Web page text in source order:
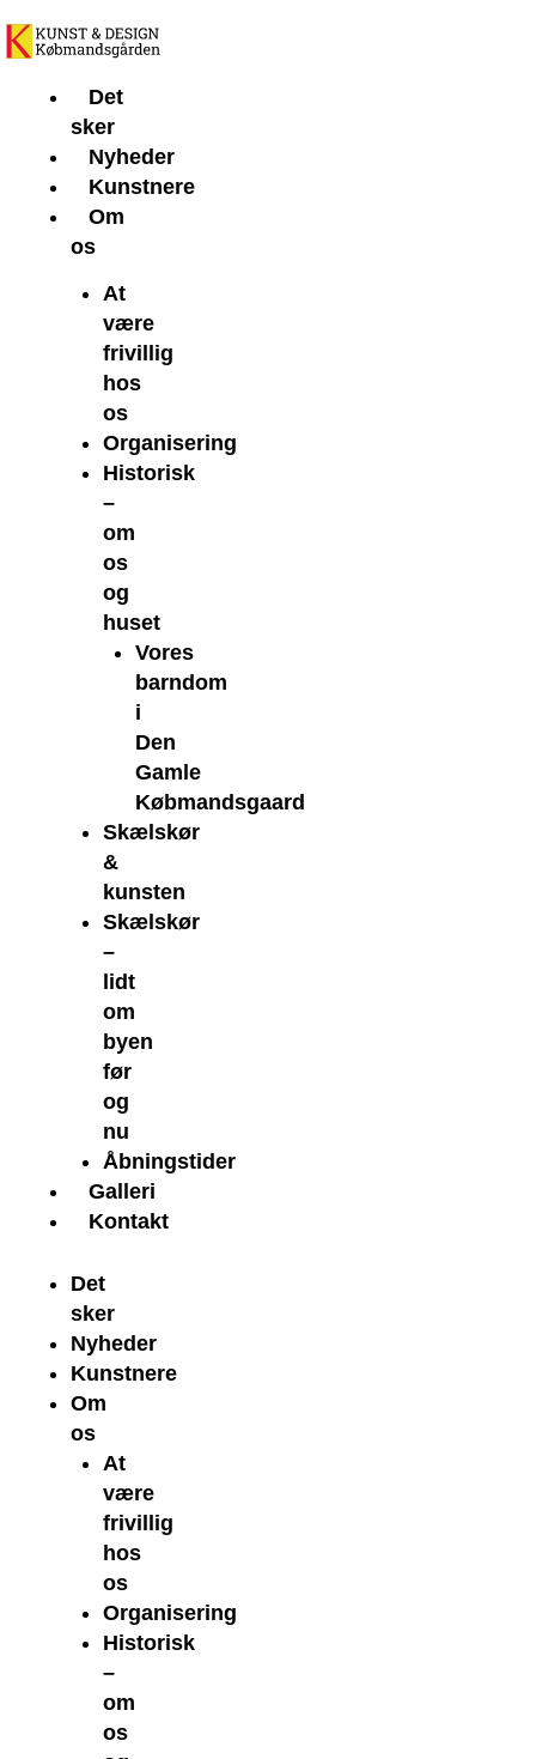
til
Det
sker
Nyheder
Kunstnere
Om
os
At
være
frivillig
hos
os
Organisering
Historisk
–
om
os
og
huset
Vores
barndom
i
Den
Gamle
Købmandsgaard
Skælskør
&
kunsten
Skælskør
–
lidt
om
byen
før
og
nu
Åbningstider
Galleri
Kontakt
Det
sker
Nyheder
Kunstnere
Om
os
At
være
frivillig
hos
os
Organisering
Historisk
–
om
os